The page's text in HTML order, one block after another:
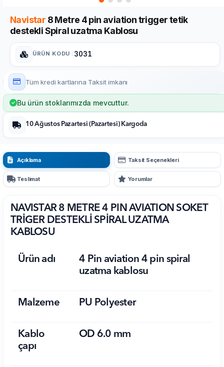
Navistar 8 Metre 4 pin aviation trigger tetik
destekli Spiral uzatma Kablosu
ÜRÜN KODU : 3031
Tüm kredi kartlarına Taksit imkanı
Bu ürün stoklarımızda mevcuttur.
10 Ağustos Pazartesi (Pazartesi) Kargoda
Açıklama Taksit Seçenekleri
Teslimat Yorumlar
NAVISTAR 8 METRE 4 PIN AVIATION SOKET
TRİGER DESTEKLİ SPİRAL UZATMA
KABLOSU
Ürün adı
4 Pin aviation 4 pin spiral
uzatma kablosu
Malzeme PU Polyester
Kablo
çapı
OD 6.0 mm